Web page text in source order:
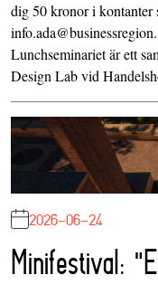
dig 50 kronor i kontanter
Lunchseminariet är ett
Design Lab vid
2026-06-24
Minifestival: